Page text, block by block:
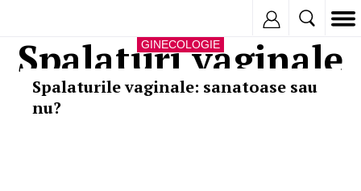
Spalaturi vaginale
GINECOLOGIE
Spalaturile vaginale: sanatoase sau
nu?